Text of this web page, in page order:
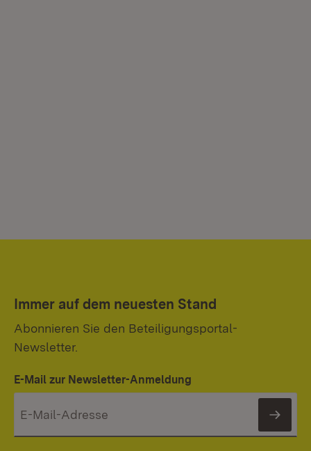
Immer auf dem neuesten Stand
Abonnieren Sie den Beteiligungsportal-
Newsletter.
E-Mail zur Newsletter-Anmeldung